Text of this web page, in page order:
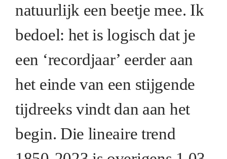
natuurlijk een beetje mee. Ik
bedoel: het is logisch dat je
een ‘recordjaar’ eerder aan
het einde van een stijgende
tijdreeks vindt dan aan het
begin. Die lineaire trend